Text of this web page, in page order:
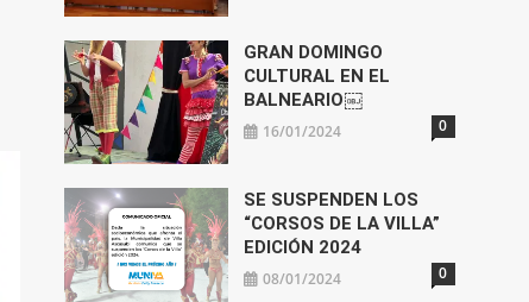
GRAN DOMINGO
CULTURAL EN EL
BALNEARIO￼
16/01/2024 0
SE SUSPENDEN LOS
“CORSOS DE LA VILLA”
EDICIÓN 2024
08/01/2024 0